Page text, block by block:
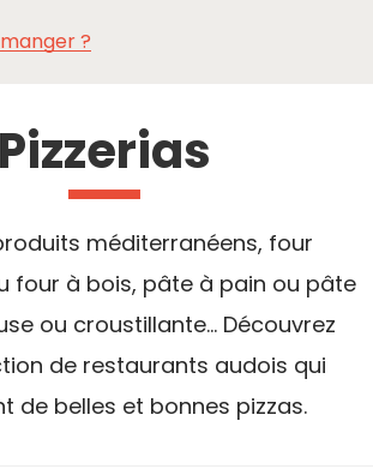
?
Pizzerias
méditerranéens, four
four à bois, pâte à pain ou pâte
ou croustillante... Découvrez
de restaurants audois qui
de belles et bonnes pizzas.